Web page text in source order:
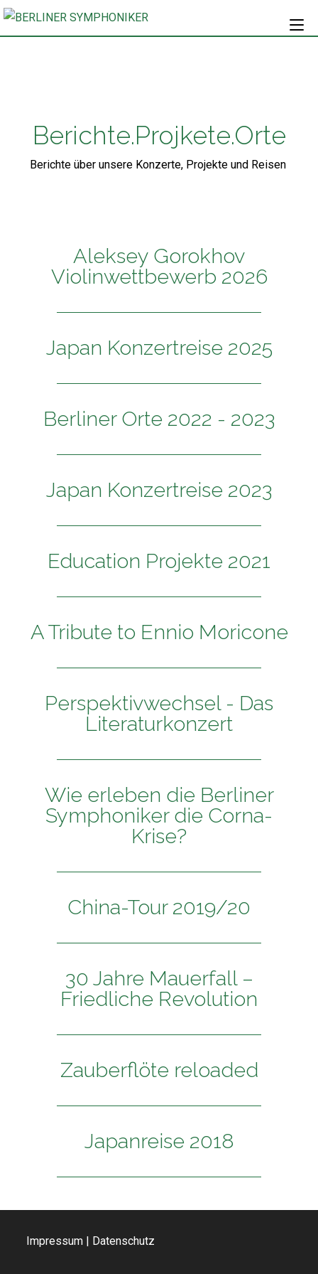
Berichte.Projkete.Orte
Berichte über unsere Konzerte, Projekte und Reisen
Aleksey Gorokhov
Violinwettbewerb 2026
Japan Konzertreise 2025
Berliner Orte 2022 - 2023
Japan Konzertreise 2023
Education Projekte 2021
A Tribute to Ennio Moricone
Perspektivwechsel - Das
Literaturkonzert
Wie erleben die Berliner
Symphoniker die Corna-
Krise?
China-Tour 2019/20
30 Jahre Mauerfall –
Friedliche Revolution
Zauberflöte reloaded
Japanreise 2018
Impressum | Datenschutz